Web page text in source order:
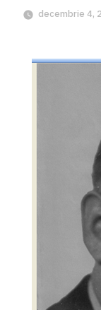
decembrie 4,